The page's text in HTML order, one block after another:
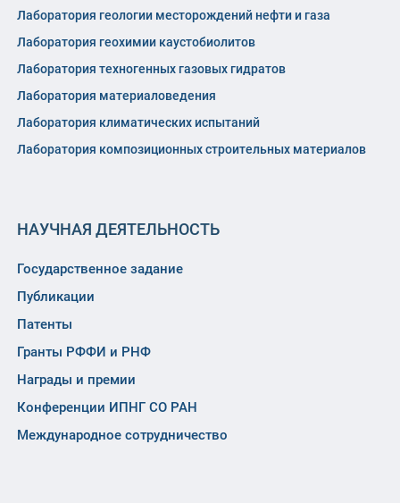
Лаборатория геологии месторождений нефти и газа
Лаборатория геохимии каустобиолитов
Лаборатория техногенных газовых гидратов
Лаборатория материаловедения
Лаборатория климатических испытаний
Лаборатория композиционных строительных материалов
НАУЧНАЯ ДЕЯТЕЛЬНОСТЬ
Государственное задание
Публикации
Патенты
Гранты РФФИ и РНФ
Награды и премии
Конференции ИПНГ СО РАН
Международное сотрудничество